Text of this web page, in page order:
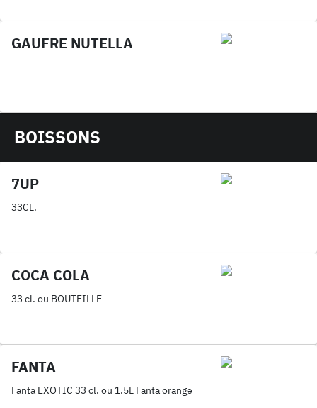
GAUFRE NUTELLA
BOISSONS
7UP
33CL.
COCA COLA
33 cl. ou BOUTEILLE
FANTA
Fanta EXOTIC 33 cl. ou 1.5L Fanta orange